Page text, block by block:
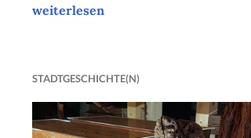
weiterlesen
ein
Echo”
STADTGESCHICHTE(N)